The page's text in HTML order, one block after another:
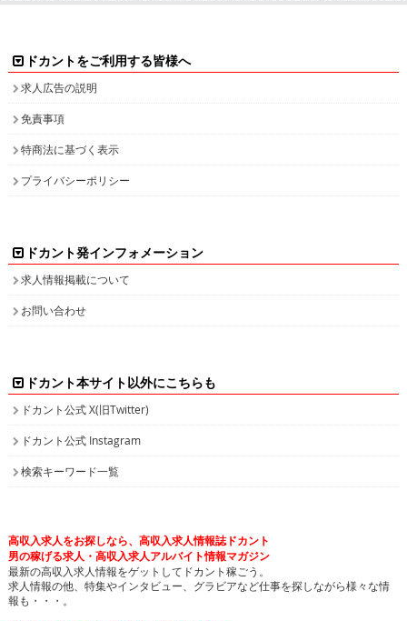
ドカントをご利用する皆様へ
求人広告の説明
免責事項
特商法に基づく表示
プライバシーポリシー
ドカント発インフォメーション
求人情報掲載について
お問い合わせ
ドカント本サイト以外にこちらも
ドカント公式 X(旧Twitter)
ドカント公式 Instagram
検索キーワード一覧
高収入求人をお探しなら、高収入求人情報誌ドカント
男の稼げる求人・高収入求人アルバイト情報マガジン
最新の高収入求人情報をゲットしてドカント稼ごう。
求人情報の他、特集やインタビュー、グラビアなど仕事を探しながら様々な情
報も・・・。